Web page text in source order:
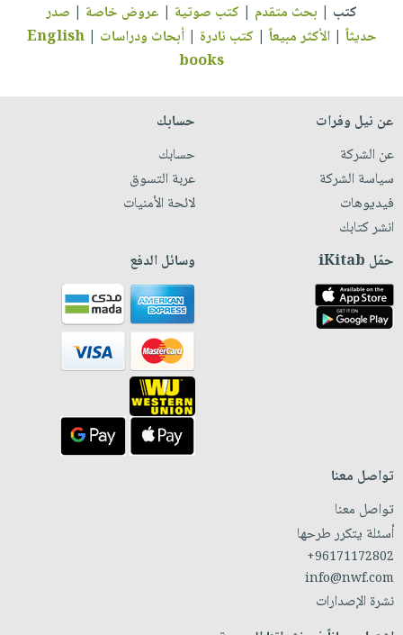
كتب | بحث متقدم | كتب صوتية | عروض خاصة | صدر
حديثاً |الأكثر مبيعاً | كتب نادرة |أبحاث ودراسات |
English
books
عن نيل وفرات
عن الشركة
سياسة الشركة
فيديوهات
انشر كتابك
حسابك
حسابك
عربة التسوق
لائحة الأمنيات
حمّل iKitab وسائل الدفع
تواصل معنا
تواصل معنا
أسئلة يتكرر طرحها
+96171172802
info@nwf.com
نشرة الإصدارات